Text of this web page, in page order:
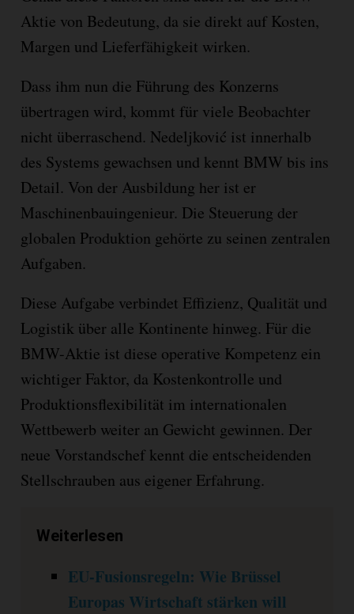
Aktie von Bedeutung, da sie direkt auf Kosten,
Margen und Lieferfähigkeit wirken.
Dass ihm nun die Führung des Konzerns
übertragen wird, kommt für viele Beobachter
nicht überraschend. Nedeljković ist innerhalb
des Systems gewachsen und kennt BMW bis ins
Detail. Von der Ausbildung her ist er
Maschinenbauingenieur. Die Steuerung der
globalen Produktion gehörte zu seinen zentralen
Aufgaben.
Diese Aufgabe verbindet Effizienz, Qualität und
Logistik über alle Kontinente hinweg. Für die
BMW-Aktie ist diese operative Kompetenz ein
wichtiger Faktor, da Kostenkontrolle und
Produktionsflexibilität im internationalen
Wettbewerb weiter an Gewicht gewinnen. Der
neue Vorstandschef kennt die entscheidenden
Stellschrauben aus eigener Erfahrung.
Weiterlesen
EU-Fusionsregeln: Wie Brüssel
Europas Wirtschaft stärken will